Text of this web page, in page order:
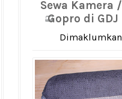
Sewa Kamera
Gopro di
Dimaklumkan